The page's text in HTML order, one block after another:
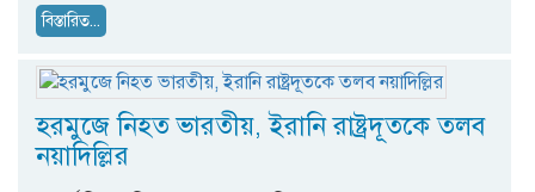
বিস্তারিত...
হরমুজে নিহত ভারতীয়, ইরানি রাষ্ট্রদূতকে তলব
নয়াদিল্লির